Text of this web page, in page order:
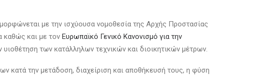
με την ισχύουσα νομοθεσία της Αρχής Προστασίας
και με τον Ευρωπαϊκό Γενικό Κανονισμό για την
των κατάλληλων τεχνικών και διοικητικών μέτρων.
κατά την μετάδοση, διαχείριση και αποθήκευσή τους, η φύση